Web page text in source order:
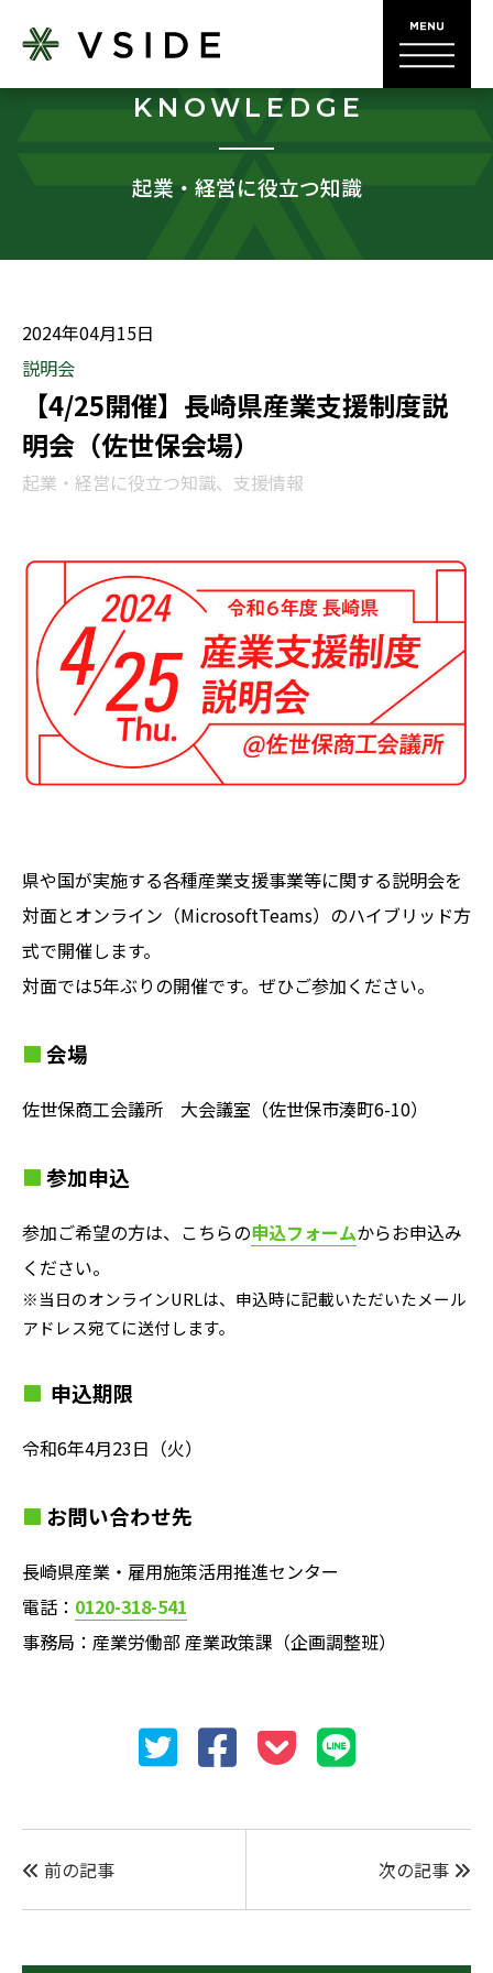
KNOWLEDGE
起業・経営に役立つ知識
2024年04月15日
説明会
【4/25開催】長崎県産業支援制度説
明会（佐世保会場）
起業・経営に役立つ知識、支援情報
県や国が実施する各種産業支援事業等に関する説明会を
対面とオンライン（MicrosoftTeams）のハイブリッド方
式で開催します。
対面では5年ぶりの開催です。ぜひご参加ください。
会場
佐世保商工会議所 大会議室（佐世保市湊町6-10）
参加申込
参加ご希望の方は、こちらの申込フォームからお申込み
ください。
※当日のオンラインURLは、申込時に記載いただいたメール
アドレス宛てに送付します。
申込期限
令和6年4月23日（火）
お問い合わせ先
長崎県産業・雇用施策活用推進センター
電話： 0120-318-541
事務局：産業労働部 産業政策課（企画調整班）
前の記事 次の記事